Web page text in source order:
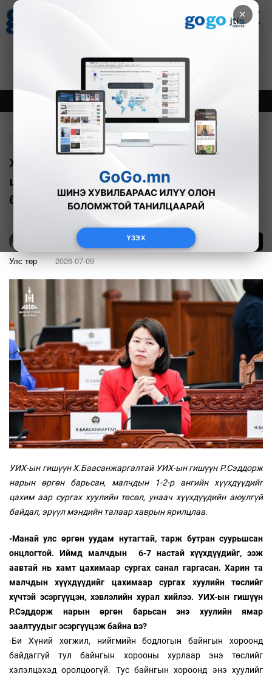
×
ҮЗЭХ
Зурхай
8.09
Онцлох Шинэ
Х.Баасанжаргал: Малчдын хүүхдийг
цахимаар сургавал боловсролын
бодлогын алдаа болно
Б.Эрдэнэчимэг
Улс төр 2026-07-09
УИХ-ын гишүүн Х.Баасанжаргалтай УИХ-ын гишүүн Р.Сэддорж
нарын өргөн барьсан, малчдын 1-2-р ангийн хүүхдүүдийг
цахим аар сургах хуулийн төсөл, унаач хүүхдүүдийн аюулгүй
байдал, эрүүл мэндийн талаар хаврын ярилцлаа.
-Манай улс өргөн уудам нутагтай, тарж бутран суурьшсан
онцлогтой. Иймд малчдын 6-7 настай хүүхдүүдийг, ээж
аавтай нь хамт цахимаар сургах санал гаргасан. Харин та
малчдын хүүхдүүдийг цахимаар сургах хуулийн төслийг
хүчтэй эсэргүүцэн, хэвлэлийн хурал хийлээ. УИХ-ын гишүүн
Р.Сэддорж нарын өргөн барьсан энэ хуулийн ямар
заалтуудыг эсэргүүцэж байна вэ?
-Би Хүний хөгжил, нийгмийн бодлогын байнгын хороонд
байдаггүй тул байнгын хорооны хурлаар энэ төслийг
хэлэлцэхэд оролцоогүй. Тус байнгын хороонд энэ хуулийг